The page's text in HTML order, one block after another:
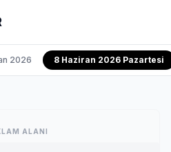
2026 8 Haziran 2026 Pazartesi
ALANI